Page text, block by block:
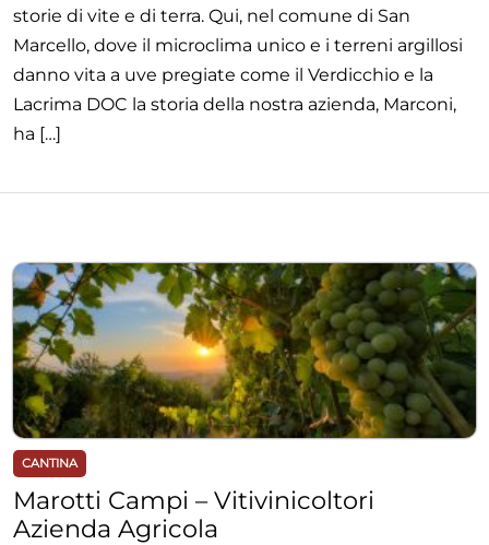
storie di vite e di terra. Qui, nel comune di San
Marcello, dove il microclima unico e i terreni argillosi
danno vita a uve pregiate come il Verdicchio e la
Lacrima DOC la storia della nostra azienda, Marconi,
ha […]
CANTINA
Marotti Campi – Vitivinicoltori
Azienda Agricola